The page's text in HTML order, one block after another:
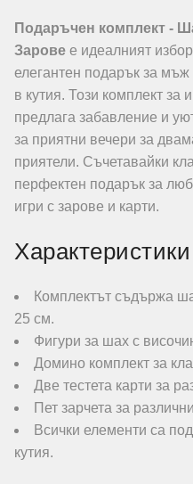
Подаръчен комплект -
Зарове е идеалният
елегантен подарък за мъж
в кутия. Този комплект за
предлага забавление и
за приятни вечери за
приятели. Съчетавайки
перфектен подарък за
игри с зарове и карти.
Характеристики
Комплектът съдържа
25 см.
Фигури за шах с
Домино комплект за
Две тестета карти за
Пет зарчета за
Всички елементи са
кутия.